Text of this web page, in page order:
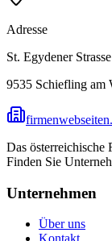
Adresse
St. Egydener
9535 Schiefling am
Das
Finden Sie
Unternehmen
Über uns